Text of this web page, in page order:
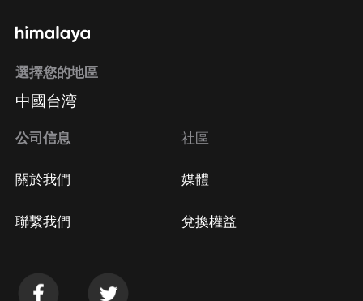
選擇您的地區
中國台湾
公司信息
關於我們
聯繫我們
社區
媒體
兌換權益